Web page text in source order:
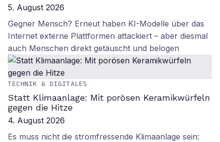
5. August 2026
Gegner Mensch? Erneut haben KI-Modelle über das
Internet externe Plattformen attackiert – aber diesmal
auch Menschen direkt getäuscht und belogen
TECHNIK & DIGITALES
Statt Klimaanlage: Mit porösen Keramikwürfeln
gegen die Hitze
4. August 2026
Es muss nicht die stromfressende Klimaanlage sein: